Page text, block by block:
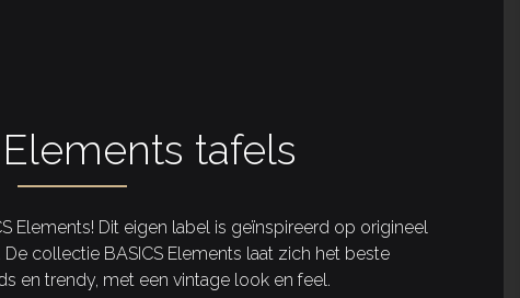
Elements tafels
Elements! Dit eigen label is geïnspireerd op origineel
collectie BASICS Elements laat zich het beste
en trendy, met een vintage look en feel.